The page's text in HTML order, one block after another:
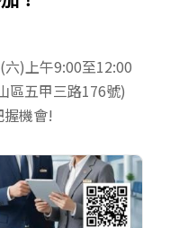
)上午9:00至12:00
區五甲三路176號)
機會!